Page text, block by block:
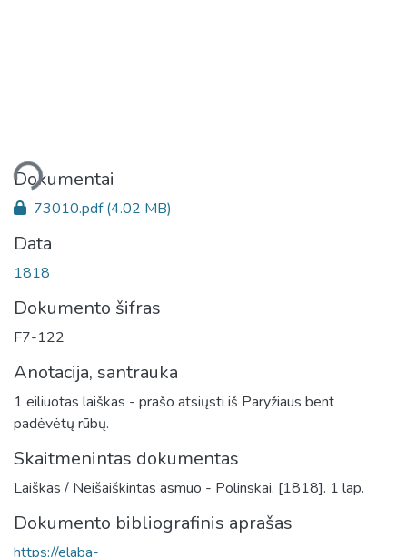
Dokumentai
73010.pdf(4.02 MB)
Data
1818
Dokumento šifras
F7-122
Anotacija, santrauka
1 eiliuotas laiškas - prašo atsiųsti iš Paryžiaus bent
padėvėtų rūbų.
Skaitmenintas dokumentas
Laiškas / Neišaiškintas asmuo - Polinskai. [1818]. 1 lap.
Dokumento bibliografinis aprašas
https://elaba-